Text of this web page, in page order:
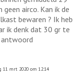
geen airco. Kan ik de
bewaren ? Ik heb
ik denk dat 30 gr te
11 mrt 2020 om 12:14